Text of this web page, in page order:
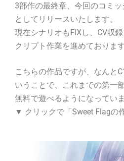
3部作の最終章、今回のコミ
としてリリースいたします。
現在シナリオもFIXし、CV収
クリプト作業を進めております
こちらの作品ですが、なんと
いうことで、これまでの第一
無料で遊べるようになっていま
▼ クリックで「Sweet Flagの